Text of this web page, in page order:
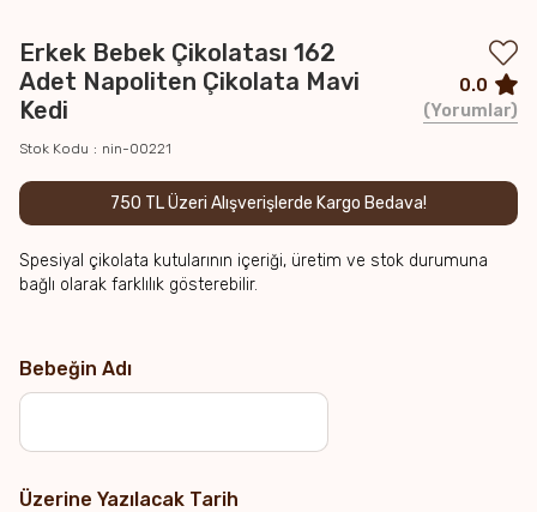
Erkek Bebek Çikolatası 162
Adet Napoliten Çikolata Mavi
Kedi
Stok Kodu nin-00221
750 TL Üzeri Alışverişlerde Kargo Bedava!
Spesiyal çikolata kutularının içeriği, üretim ve stok durumuna
bağlı olarak farklılık gösterebilir.
0.0
Yorumlar
Bebeğin Adı
Üzerine Yazılacak Tarih